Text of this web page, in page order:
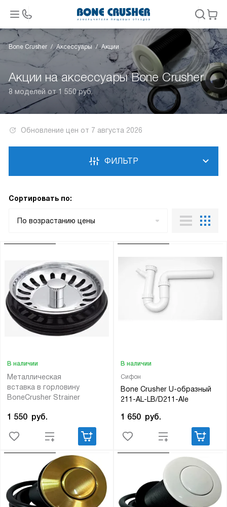
Bone Crusher Аксессуары Акции
Акции на аксессуары Bone Crusher
8 моделей от 1 550 руб.
Обновление цен от 7 августа 2026
ФИЛЬТР
Сортировать по:
По возрастанию цены
Металлическая
вставка в горловину
BoneCrusher Strainer
В наличии
1 550 руб.
Сифон
Bone Crusher U-образный
211-AL-LB/D211-Ale
В наличии
1 650 руб.